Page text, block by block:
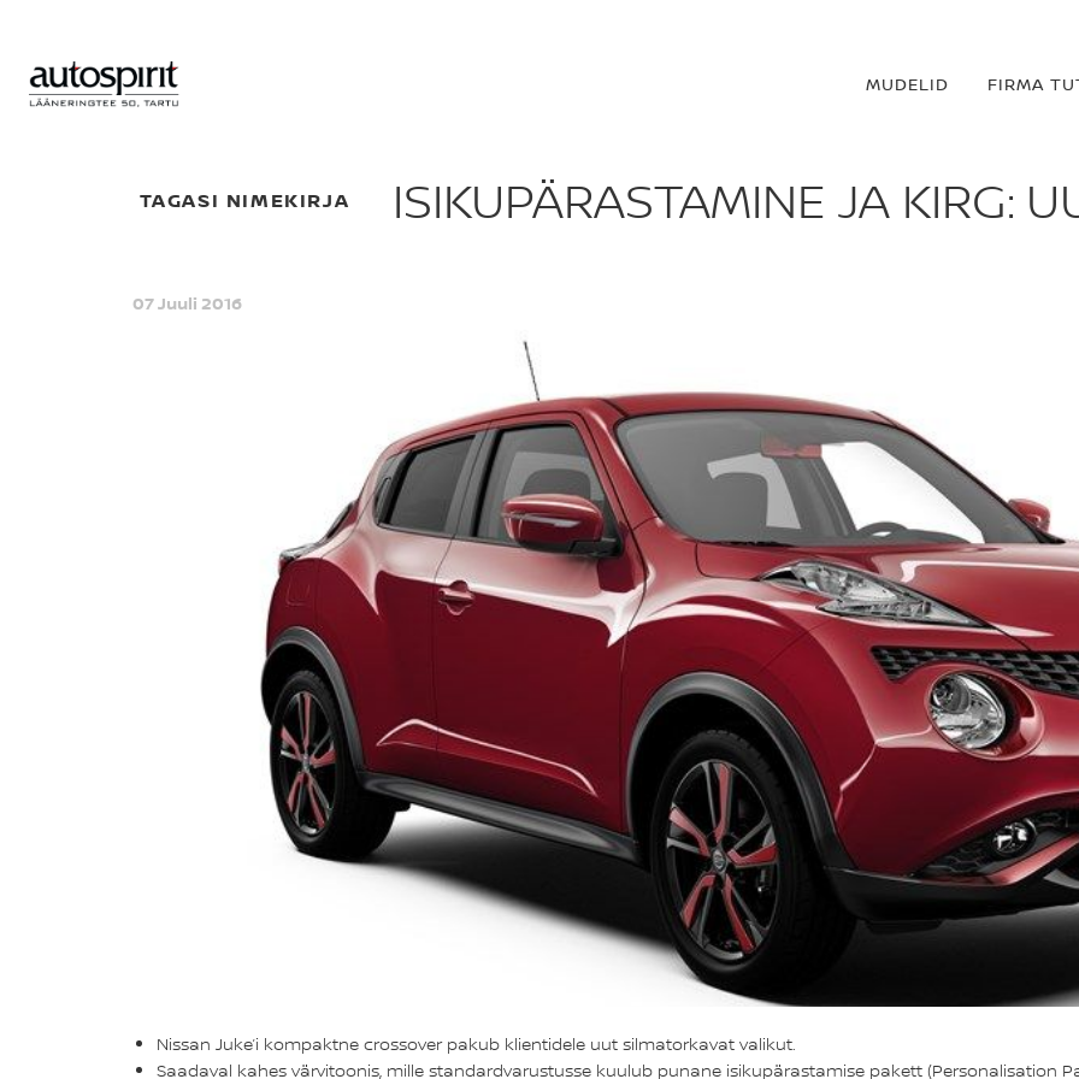
MUDELID FIRMA
TAGASI NIMEKIRJA ISIKUPÄRASTAMINE JA KIRG:
07 Juuli 2016
Nissan Juke’i kompaktne crossover pakub klientidele uut silmatorkavat valikut.
Saadaval kahes värvitoonis, mille standardvarustusse kuulub punane isikupärastamise pakett (Personalisation